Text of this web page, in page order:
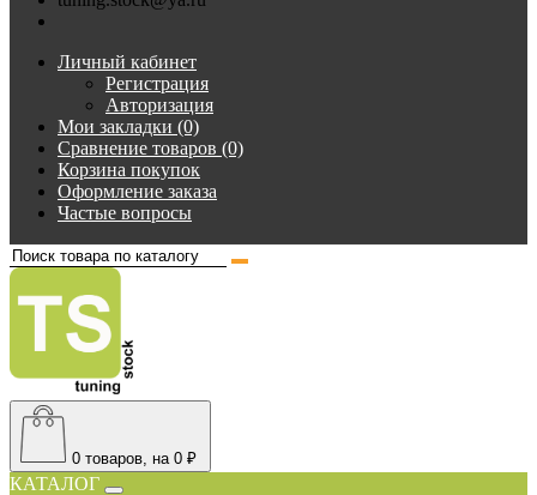
Личный кабинет
Регистрация
Авторизация
Мои закладки (0)
Сравнение товаров (0)
Корзина покупок
Оформление заказа
Частые вопросы
0 товаров, на 0 ₽
КАТАЛОГ